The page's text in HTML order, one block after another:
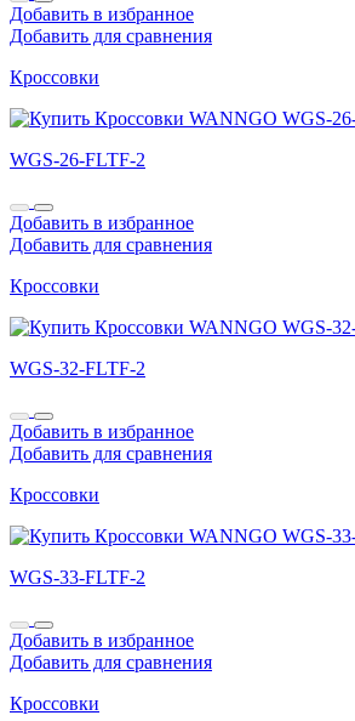
Добавить в избранное
Добавить для сравнения
Кроссовки
WGS-26-FLTF-2
Добавить в избранное
Добавить для сравнения
Кроссовки
WGS-32-FLTF-2
Добавить в избранное
Добавить для сравнения
Кроссовки
WGS-33-FLTF-2
Добавить в избранное
Добавить для сравнения
Кроссовки